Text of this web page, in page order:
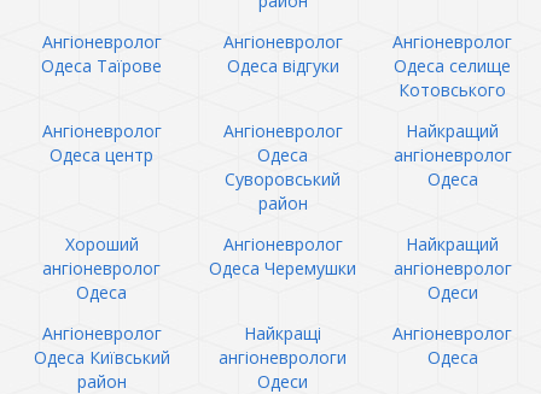
Ангіоневролог
Одеса Таїрове
Ангіоневролог
Одеса відгуки
Ангіоневролог
Одеса селище
Котовського
Ангіоневролог
Одеса центр
Ангіоневролог
Одеса
Суворовський
район
Найкращий
ангіоневролог
Одеса
Хороший
ангіоневролог
Одеса
Ангіоневролог
Одеса Черемушки
Найкращий
ангіоневролог
Одеси
Ангіоневролог
Одеса Київський
район
Найкращі
ангіоневрологи
Одеси
Ангіоневролог
Одеса